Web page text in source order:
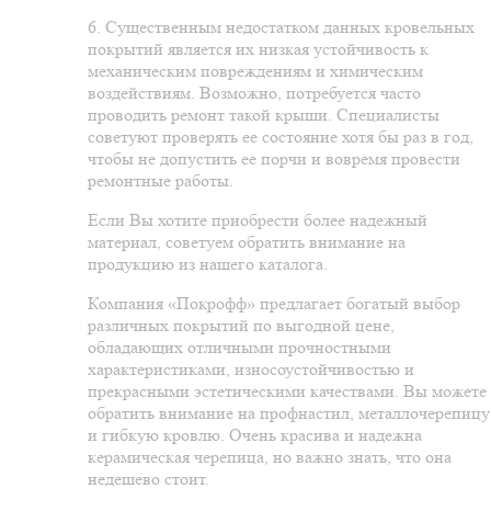
6. Существенным недостатком данных кровельных
покрытий является их низкая устойчивость к
механическим повреждениям и химическим
воздействиям. Возможно, потребуется часто
проводить ремонт такой крыши. Специалисты
советуют проверять ее состояние хотя бы раз в год,
чтобы не допустить ее порчи и вовремя провести
ремонтные работы.
Если Вы хотите приобрести более надежный
материал, советуем обратить внимание на
продукцию из нашего каталога.
Компания «Покрофф» предлагает богатый выбор
различных покрытий по выгодной цене,
обладающих отличными прочностными
характеристиками, износоустойчивостью и
прекрасными эстетическими качествами. Вы можете
обратить внимание на профнастил, металлочерепицу
и гибкую кровлю. Очень красива и надежна
керамическая черепица, но важно знать, что она
недешево стоит.